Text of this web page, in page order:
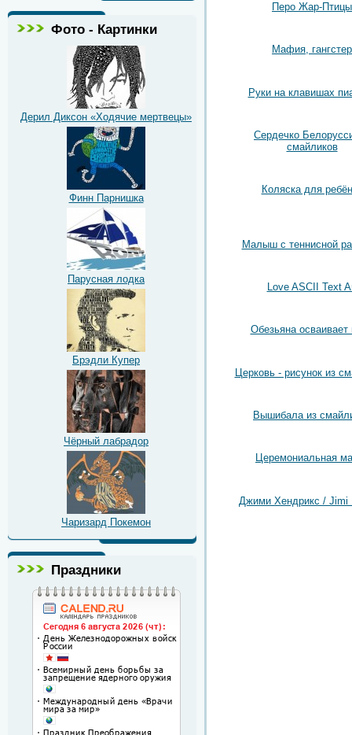
Фото - Картинки
Дерил Диксон «Ходячие мертвецы»
Финн Парнишка
Парусная лодка
Брэдли Купер
Чёрный лабрадор
Чаризард Покемон
Праздники
Перо Жар-Птицы
Мафия, гангстер
Руки на клавишах
Сердечко
смайликов
Коляска для
Малыш с теннисной
Love ASCII Text
Обезьяна осваивает
Церковь - рисунок из
Вышибала из
Церемониальная
Джими Хендрикс / Jimi